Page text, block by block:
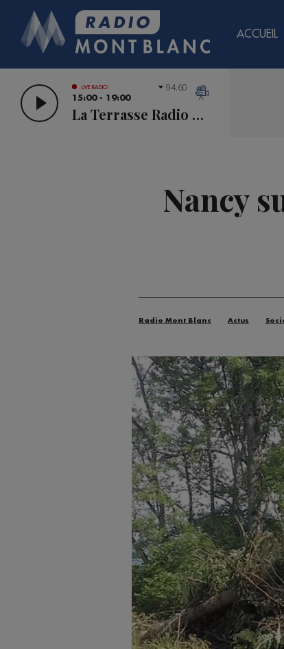
ACCUEIL
LIVE RADIO
15:00 - 19:00
La Terrasse Radio Mont Blanc
94.60
Nancy
Radio Mont Blanc Actus